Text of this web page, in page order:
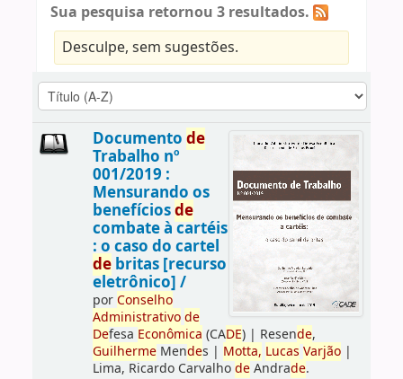
Sua pesquisa retornou 3 resultados.
Desculpe, sem sugestões.
Documento de
Trabalho nº
001/2019 :
Mensurando os
benefíciosde
combate à cartéis
: o caso do cartel
debritas [recurso
eletrônico] /
porConselho
Administrativo de
Defesa Econômica (CADE)| Resende,
GuilhermeMendes | Motta, Lucas Varjão|
Lima, Ricardo CarvalhodeAndrade.